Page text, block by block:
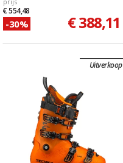
€ 554,48
-30% € 388,11
Uitverkoop